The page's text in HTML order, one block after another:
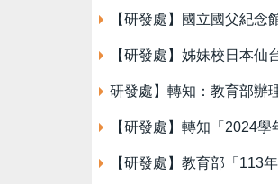
【研發處】國立國父紀
【研發處】姊妹校日本
研發處】轉知：教育部辦
【研發處】轉知「2024
【研發處】教育部「113